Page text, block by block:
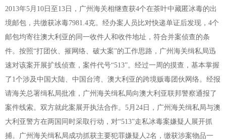
2013年5月10日至13日，广州海关相继查获4个在茶叶中藏匿冰毒的出
境邮包，共缴获冰毒7981.4克。经办案人员比对快递单证后发现，4个
邮包均寄往澳大利亚的同一收件人和收件地址，符合并案侦查的条
件。按照“打团伙、摧网络、破大案”的工作思路，广州海关缉私局迅
速对该案开展扩线侦查，案件代号“513”。经过一周的摸查，基本掌握
了1个涉及中国大陆、中国台湾、澳大利亚的跨境贩毒团伙网络。经报
请海关总署缉私局批准，广州海关缉私局向澳大利亚联邦警察通报了
案件线索。双方就此案展开执法合作。5月24日，广州海关缉私局与澳
大利亚警方在两国同时采取行动，对“513”走私冰毒案嫌疑人展开抓
捕。广州海关缉私局成功抓获主要犯罪嫌疑人2名，缴获涉案物品一